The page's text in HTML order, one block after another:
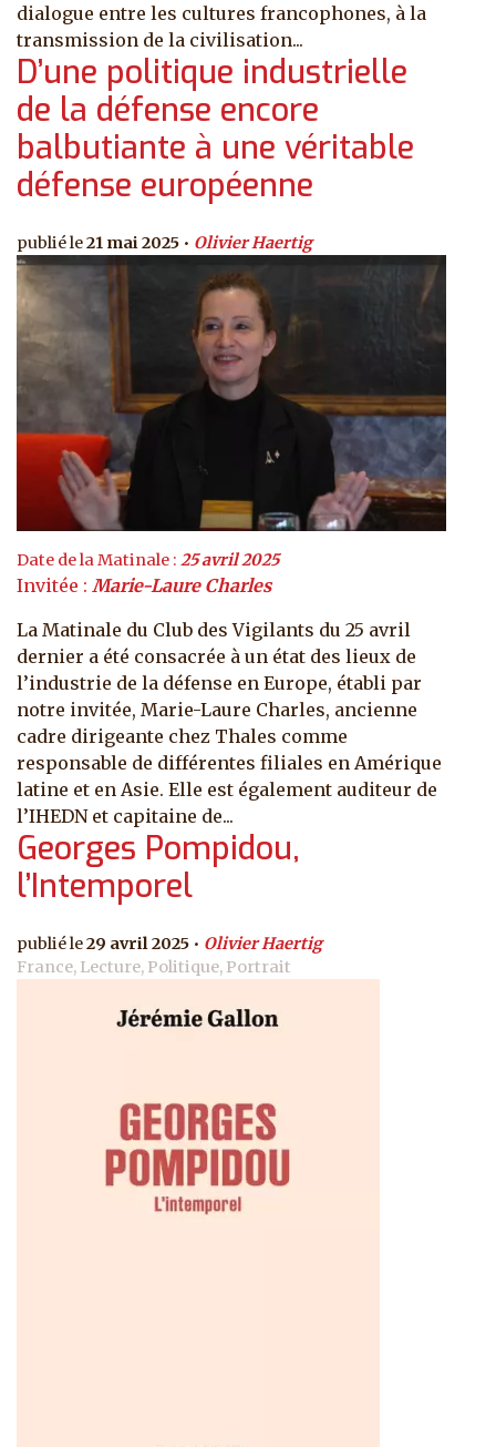
dialogue entre les cultures francophones, à la
transmission de la civilisation...
D’une politique industrielle
de la défense encore
balbutiante à une véritable
défense européenne
21 mai 2025 Olivier Haertig
Date de la Matinale : 25 avril 2025
Invitée : Marie-Laure Charles
La Matinale du Club des Vigilants du 25 avril
dernier a été consacrée à un état des lieux de
l’industrie de la défense en Europe, établi par
notre invitée, Marie-Laure Charles, ancienne
cadre dirigeante chez Thales comme
responsable de différentes filiales en Amérique
latine et en Asie. Elle est également auditeur de
l’IHEDN et capitaine de...
Georges Pompidou,
l’Intemporel
29 avril 2025
Olivier Haertig
France, Lecture, Politique, Portrait